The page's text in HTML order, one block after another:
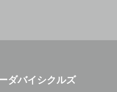
ダバイシクルズ